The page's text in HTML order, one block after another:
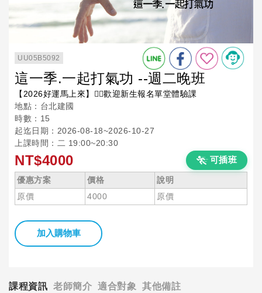
UU05B5092
這一季.一起打氣功 --週二晚班
【2026好運馬上來】🙋‍♀️歡迎新生報名單堂體驗課
地點：台北建國
時數：15
起迄日期：2026-08-18~2026-10-27
上課時間：二 19:00~20:30
NT$4000 可插班
優惠方案 價格
說明
原價
4000 原價
加入購物車
課程資訊 老師簡介 適合對象 其他備註